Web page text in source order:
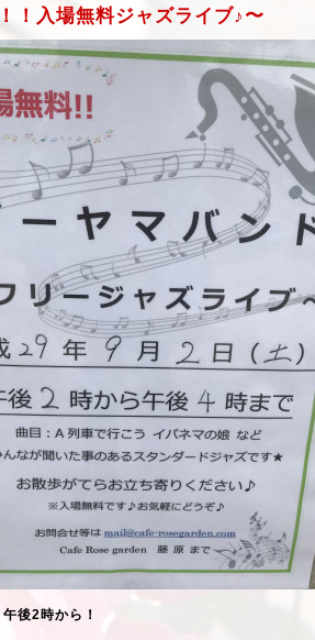
！入場無料ジャズライブ♪〜
後2時から！